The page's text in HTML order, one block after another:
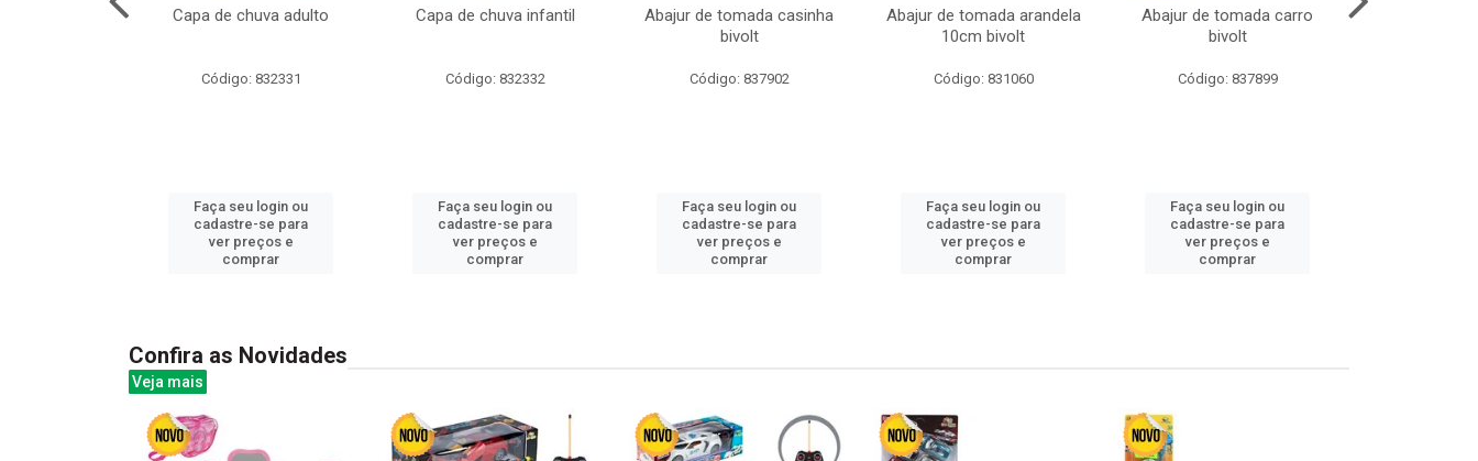
Capa de chuva adulto
Código: 832331
Faça seu login ou
cadastre-se para
ver preços e
comprar
Capa de chuva infantil
Código: 832332
Faça seu login ou
cadastre-se para
ver preços e
comprar
Abajur de tomada casinha
bivolt
Código: 837902
Faça seu login ou
cadastre-se para
ver preços e
comprar
Abajur de tomada arandela
10cm bivolt
Código: 831060
Faça seu login ou
cadastre-se para
ver preços e
comprar
Abajur de tomada carro
bivolt
Código: 837899
Faça seu login ou
cadastre-se para
ver preços e
comprar
Confira as Novidades
Veja mais